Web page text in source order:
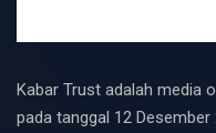
Kabar Trust adalah media
pada tanggal 12